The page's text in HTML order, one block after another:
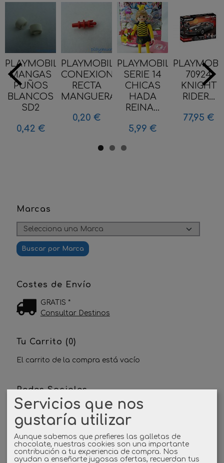
Marcas
Costes de Envío
GRATIS *
Consultar Destinos
Tu Carrito (0)
El carrito de la compra está vacío
Redes Sociales
Linkedin
Instagram
PLAYMOBIL
MANGAS
PUÑOS
BLANCOS
SD2
0,42 €
PLAYMOBIL
CONEXION
RECTA
MANGUERA...
0,20 €
PLAYMOBIL
SERIE 14
CHICAS
HADA
REINA...
5,99 €
70924
KNIGHT
RIDER...
77,95 €
Servicios que nos
gustaría utilizar
Aunque sabemos que prefieres las galletas de
chocolate, nuestras cookies son una importante
contribución a tu experiencia de compra. Nos
ayudan a enseñarte jugosas ofertas, recuerdan tus